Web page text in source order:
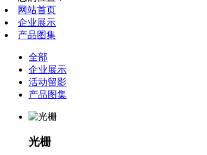
网站首页
企业展示
产品图集
全部
企业展示
活动留影
产品图集
光栅